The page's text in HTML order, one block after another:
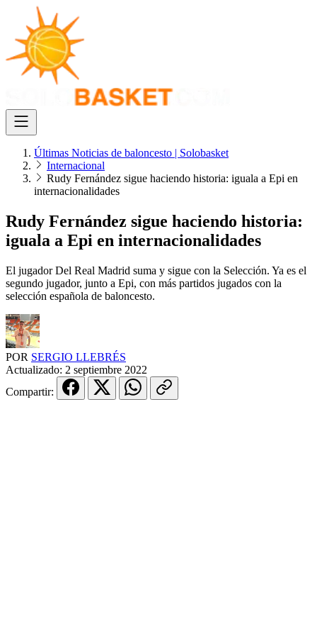
Últimas Noticias de baloncesto | Solobasket
Internacional
Rudy Fernández sigue haciendo historia: iguala a Epi en
internacionalidades
Rudy Fernández sigue haciendo historia:
iguala a Epi en internacionalidades
El jugador Del Real Madrid suma y sigue con la Selección. Ya es el
segundo jugador, junto a Epi, con más partidos jugados con la
selección española de baloncesto.
POR SERGIO LLEBRÉS
Actualizado: 2 septiembre 2022
Compartir: